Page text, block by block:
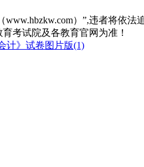
）”,违者将依法
考试院及各教育官网为准！
计》试卷图片版(1)